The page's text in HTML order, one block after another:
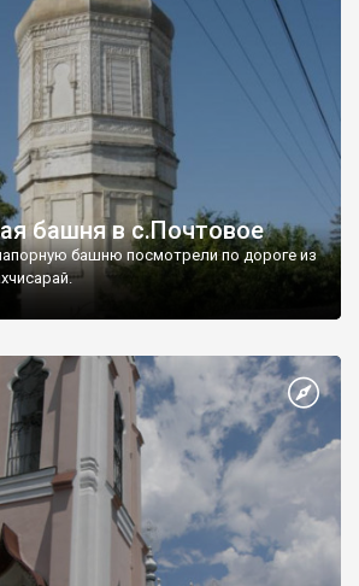
башня в с.Почтовое
башню посмотрели по дороге из